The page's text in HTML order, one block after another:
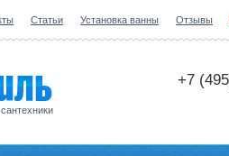
Статьи Установка ванны Отзывы
+7